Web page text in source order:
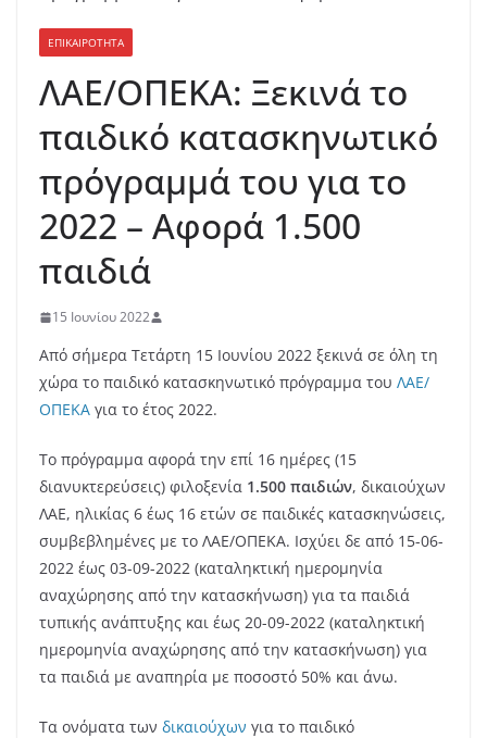
ΕΠΙΚΑΙΡΟΤΗΤΑ
ΛΑΕ/ΟΠΕΚΑ: Ξεκινά το
παιδικό κατασκηνωτικό
πρόγραμμά του για το
2022 – Αφορά 1.500
παιδιά
15 Ιουνίου 2022
Από σήμερα Τετάρτη 15 Ιουνίου 2022 ξεκινά σε όλη τη
χώρα το παιδικό κατασκηνωτικό πρόγραμμα του ΛΑΕ/
ΟΠΕΚΑ για το έτος 2022.
Το πρόγραμμα αφορά την επί 16 ημέρες (15
διανυκτερεύσεις) φιλοξενία 1.500 παιδιών, δικαιούχων
ΛΑΕ, ηλικίας 6 έως 16 ετών σε παιδικές κατασκηνώσεις,
συμβεβλημένες με το ΛΑΕ/ΟΠΕΚΑ. Ισχύει δε από 15-06-
2022 έως 03-09-2022 (καταληκτική ημερομηνία
αναχώρησης από την κατασκήνωση) για τα παιδιά
τυπικής ανάπτυξης και έως 20-09-2022 (καταληκτική
ημερομηνία αναχώρησης από την κατασκήνωση) για
τα παιδιά με αναπηρία με ποσοστό 50% και άνω.
Τα ονόματα των δικαιούχων για το παιδικό